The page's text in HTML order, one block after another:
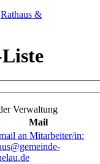
Rathaus &
Verwaltung
Mail